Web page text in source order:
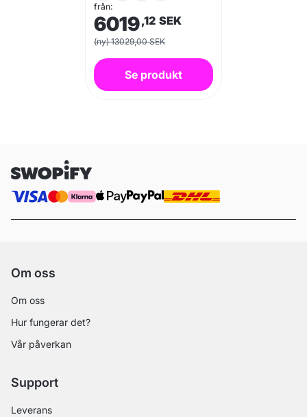
från:
6019,12 SEK
(ny) 13029,00 SEK
Se produkt
Om oss
Om oss
Hur fungerar det?
Vår påverkan
Support
Leverans